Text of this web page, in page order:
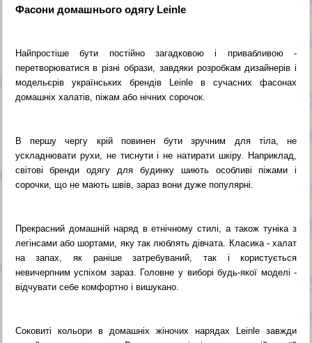
Фасони домашнього одягу Leinle
Найпростіше бути постійно загадковою і привабливою -
перетворюватися в різні образи, завдяки розробкам дизайнерів і
модельєрів українських брендів Leinle в сучасних фасонах
домашніх халатів, піжам або нічних сорочок.
В першу чергу крій повинен бути зручним для тіла, не
ускладнювати рухи, не тиснути і не натирати шкіру. Наприклад,
світові бренди одягу для будинку шиють особливі піжами і
сорочки, що не мають швів, зараз вони дуже популярні.
Прекрасний домашній наряд в етнічному стилі, а також туніка з
легінсами або шортами, яку так люблять дівчата. Класика - халат
на запах, як раніше затребуваний, так і користується
невичерпним успіхом зараз. Головне у виборі будь-якої моделі -
відчувати себе комфортно і вишукано.
Соковиті кольори в домашніх жіночих нарядах Leinle завжди